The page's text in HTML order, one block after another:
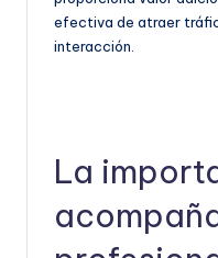
efectiva de atraer
interacción.
La